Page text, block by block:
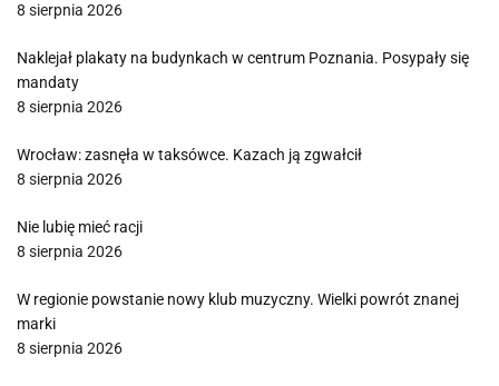
8 sierpnia 2026
Naklejał plakaty na budynkach w centrum Poznania. Posypały się
mandaty
8 sierpnia 2026
Wrocław: zasnęła w taksówce. Kazach ją zgwałcił
8 sierpnia 2026
Nie lubię mieć racji
8 sierpnia 2026
W regionie powstanie nowy klub muzyczny. Wielki powrót znanej
marki
8 sierpnia 2026